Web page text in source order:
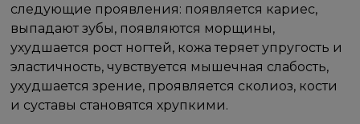
следующие проявления: появляется кариес,
выпадают зубы, появляются морщины,
ухудшается рост ногтей, кожа теряет упругость и
эластичность, чувствуется мышечная слабость,
ухудшается зрение, проявляется сколиоз, кости
и суставы становятся хрупкими.